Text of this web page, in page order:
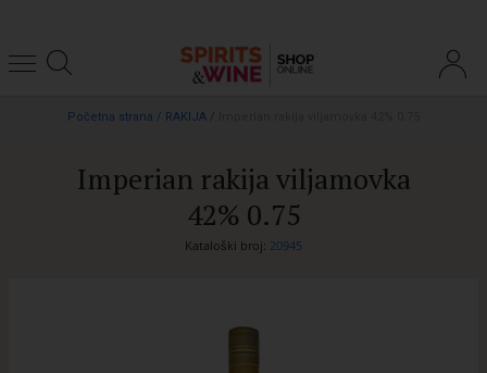
Početna strana / RAKIJA /
Imperian rakija viljamovka
42% 0.75
Kataloški broj: 20945